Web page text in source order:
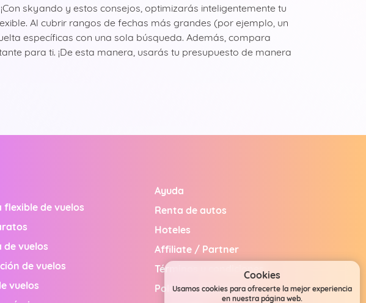
Cookies
Usamos cookies para ofrecerte la mejor experiencia
en nuestra página web.
skyando y estos consejos, optimizarás inteligentemente tu
Al cubrir rangos de fechas más grandes (por ejemplo, un
específicas con una sola búsqueda. Además, compara
para ti. ¡De esta manera, usarás tu presupuesto de manera
flexible de vuelos
de vuelos
de vuelos
vuelos
Ayuda
Renta de autos
Hoteles
Affiliate / Partner
Términos y condiciones
Política de privacidad